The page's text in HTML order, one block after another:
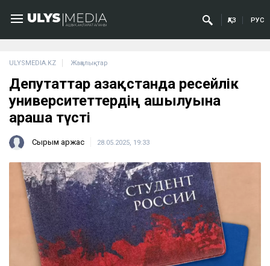
ҚАЗ РУС
ULYSMEDIA.KZ Жаңалықтар
Депутаттар Қазақстанда ресейлік
университеттердің ашылуына
араша түсті
Сырым Қаржас 28.05.2025, 19:33